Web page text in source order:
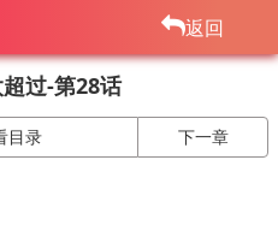
返回
过-第28话
目录 下一章